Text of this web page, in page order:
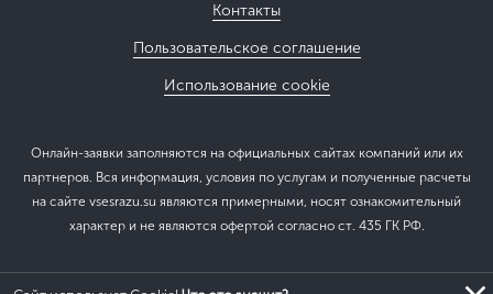
Контакты
Пользовательское соглашение
Использование cookie
Онлайн-заявки заполняются на официальных сайтах компаний или их
партнеров. Вся информация, условия по услугам и полученные расчеты
на сайте vsesrazu.su являются примерными, носят ознакомительный
характер и не являются офертой согласно ст. 435 ГК РФ.